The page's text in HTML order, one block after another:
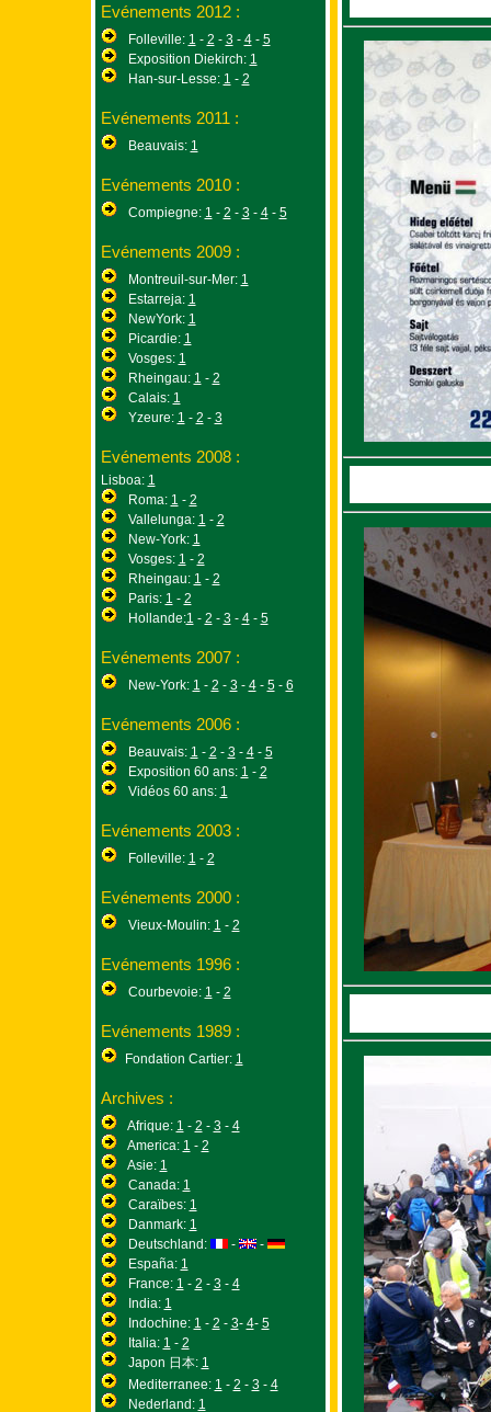
Evénements 2012 :
Folleville: 1 - 2 - 3- 4- 5
Exposition Diekirch: 1
Han-sur-Lesse: 1 - 2
Evénements 2011 :
Beauvais: 1
Evénements 2010 :
Compiegne: 1 - 2 - 3- 4- 5
Evénements 2009 :
Montreuil-sur-Mer: 1
Estarreja: 1
NewYork: 1
Picardie: 1
Vosges: 1
Rheingau: 1 - 2
Calais: 1
Yzeure: 1 - 2 - 3
Evénements 2008 :
Lisboa: 1
Roma: 1 - 2
Vallelunga: 1 - 2
New-York: 1
Vosges: 1 - 2
Rheingau: 1 - 2
Paris: 1 - 2
Hollande:1 - 2 - 3- 4- 5
Evénements 2007 :
New-York: 1 - 2 - 3- 4- 5- 6
Evénements 2006 :
Beauvais: 1 - 2 - 3- 4- 5
Exposition 60 ans: 1 - 2
Vidéos 60 ans: 1
Evénements 2003 :
Folleville: 1 - 2
Evénements 2000 :
Vieux-Moulin: 1 - 2
Evénements 1996 :
Courbevoie: 1 - 2
Evénements 1989 :
Fondation Cartier: 1
Archives :
Afrique: 1 - 2 - 3- 4
America: 1 - 2
Asie: 1
Canada: 1
Caraïbes: 1
Danmark: 1
Deutschland:
-
-
España: 1
France: 1 - 2 - 3- 4
India: 1
Indochine: 1 - 2 - 3- 4- 5
Italia: 1 - 2
Japon 日本: 1
Mediterranee: 1 - 2 - 3- 4
Nederland: 1